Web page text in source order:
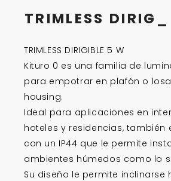
TRIMLESS DIRIGIB
TRIMLESS DIRIGIBLE 5 W
Kituro 0 es una familia de
para empotrar en plafón o
housing.
Ideal para aplicaciones en
hoteles y residencias, también
con un IP44 que le permite
ambientes húmedos como lo
Su diseño le permite inclinarse